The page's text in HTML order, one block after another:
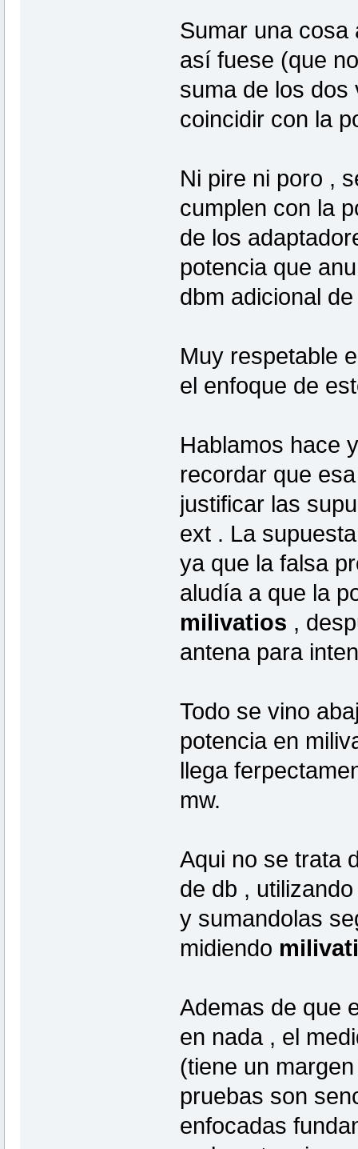
Sumar una cosa
así fuese (que
suma de los dos
coincidir con la
Ni pire ni poro ,
cumplen con la
de los
potencia que
dbm adicional
Muy respetable
el enfoque de
Hablamos hace
recordar que
justificar las
ext . La
ya que la falsa
aludía a que la
milivatios ,
antena para
Todo se vino
potencia en
llega
mw.
Aqui no se trata
de db ,
y sumandolas
midiendo
Ademas de que
en nada , el
(tiene un
pruebas son
enfocadas